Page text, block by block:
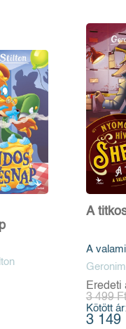
A
A
nyomozó
Eredeti
3 499 Ft
Kötött
3 149